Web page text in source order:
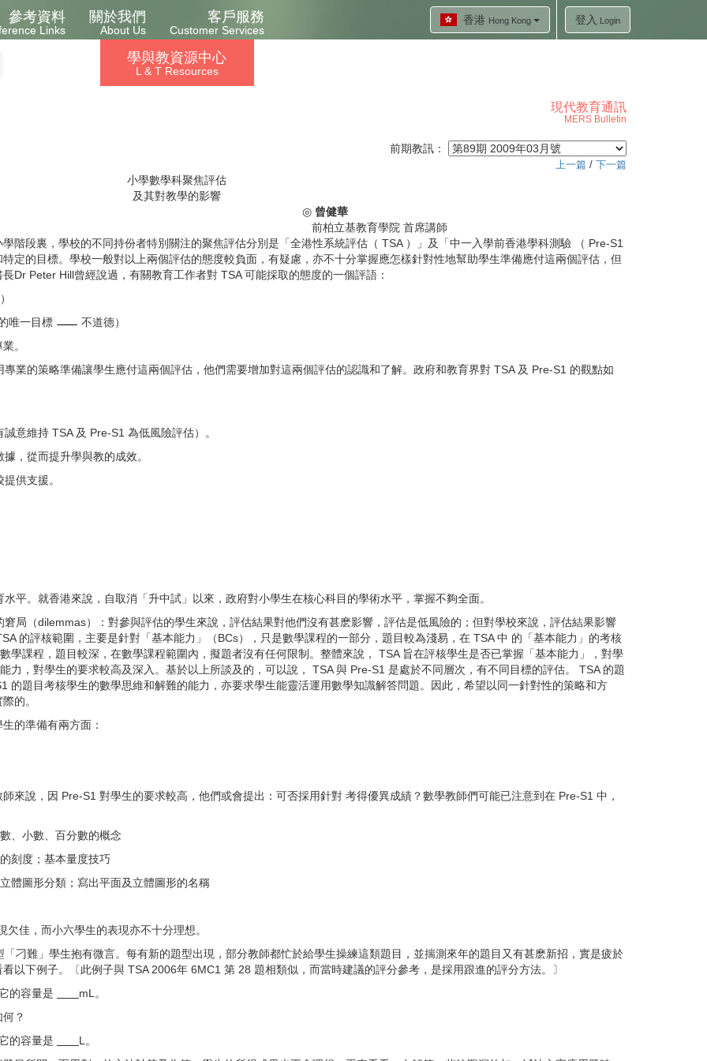
香港 Hong Kong 登入 Login
參考資料
Links
關於我們
About Us
客戶服務
Customer Services
學與教資源中心
L & T Resources
現代教育通訊
MERS Bulletin
前期教訊：
上一篇 / 下一篇
小學數學科聚焦評估
及其對教學的影響
◎ 曾健華
前柏立基教育學院 首席講師
段裏，學校的不同持份者特別關注的聚焦評估分別是「全港性系統評估（ TSA ）」及「中一入學前香港學科測驗 （ Pre-S1
定的目標。學校一般對以上兩個評估的態度較負面，有疑慮，亦不十分掌握應怎樣針對性地幫助學生準備應付這兩個評估，但
Dr Peter Hill曾經說過，有關教育工作者對 TSA 可能採取的態度的一個評語：
唯一目標
不道德）
。
業的策略準備讓學生應付這兩個評估，他們需要增加對這兩個評估的認識和了解。政府和教育界對 TSA 及 Pre-S1 的觀點如
意維持 TSA 及 Pre-S1 為低風險評估）。
，從而提升學與教的成效。
供支援。
平。就香港來說，自取消「升中試」以來，政府對小學生在核心科目的學術水平，掌握不夠全面。
局（dilemmas）：對參與評估的學生來說，評估結果對他們沒有甚麽影響，評估是低風險的；但對學校來說，評估結果影響
的評核範圍，主要是針對「基本能力」（BCs），只是數學課程的一部分，題目較為淺易，在 TSA 中 的「基本能力」的考核
學課程，題目較深，在數學課程範圍內，擬題者沒有任何限制。整體來說， TSA 旨在評核學生是否已掌握「基本能力」，對學
力，對學生的要求較高及深入。基於以上所談及的，可以說， TSA 與 Pre-S1 是處於不同層次，有不同目標的評估。 TSA 的題
的題目考核學生的數學思維和解難的能力，亦要求學生能靈活運用數學知識解答問題。因此，希望以同一針對性的策略和方
的。
的準備有兩方面：
來說，因 Pre-S1 對學生的要求較高，他們或會提出：可否採用針對 考得優異成績？數學教師們可能已注意到在 Pre-S1 中，
、小數、百分數的概念
刻度；基本量度技巧
體圖形分類；寫出平面及立體圖形的名稱
佳，而小六學生的表現亦不十分理想。
刁難」學生抱有微言。每有新的題型出現，部分教師都忙於給學生操練這類題目，並揣測來年的題目又有甚麽新招，實是疲於
以下例子。〔此例子與 TSA 2006年 6MC1 第 28 題相類似，而當時建議的評分參考，是採用跟進的評分方法。〕
的容量是
mL。
？
的容量是
L。